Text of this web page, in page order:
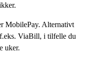
MobilePay. Alternativt
ViaBill, i tilfelle du
uker.